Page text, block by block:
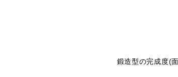
鍛造型の完成度(